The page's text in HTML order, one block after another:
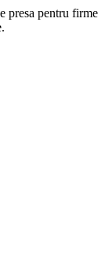
presa pentru firme